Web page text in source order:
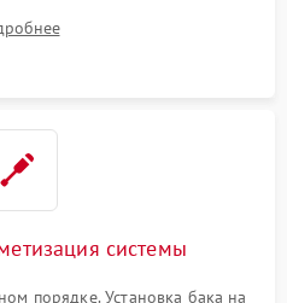
резиновой манжеты.
системы
порядке. Установка бака на